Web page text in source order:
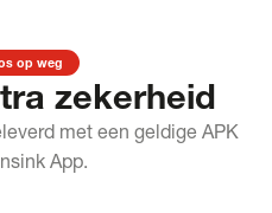
op weg
zekerheid
met een geldige APK
App.